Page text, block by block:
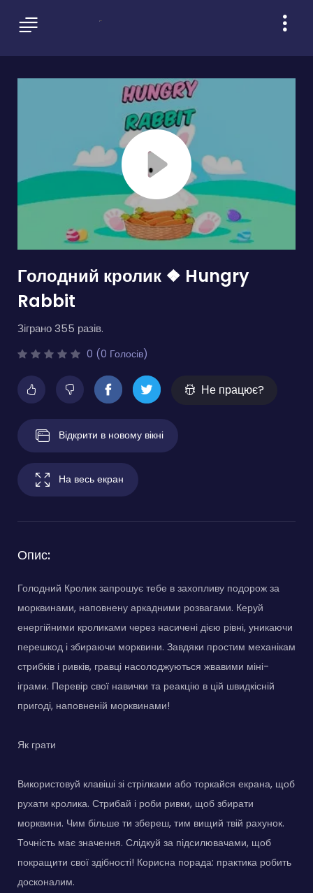
Голодний кролик ❖ Hungry
Rabbit
Зіграно 355 разів.
0 (0 Голосів)
Не працює?
Відкрити в новому вікні
На весь екран
Опис:
Голодний Кролик запрошує тебе в захопливу подорож за
морквинами, наповнену аркадними розвагами. Керуй
енергійними кроликами через насичені дією рівні, уникаючи
перешкод і збираючи морквини. Завдяки простим механікам
стрибків і ривків, гравці насолоджуються жвавими міні-
іграми. Перевір свої навички та реакцію в цій швидкісній
пригоді, наповненій морквинами!
Як грати
Використовуй клавіші зі стрілками або торкайся екрана, щоб
рухати кролика. Стрибай і роби ривки, щоб збирати
морквини. Чим більше ти збереш, тим вищий твій рахунок.
Точність має значення. Слідкуй за підсилювачами, щоб
покращити свої здібності! Корисна порада: практика робить
досконалим.